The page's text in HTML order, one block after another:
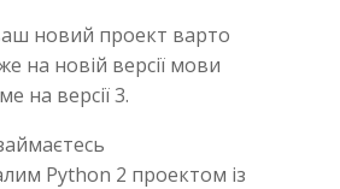
новий проект варто
на новій версії мови
на версії 3.
Python 2 проектом із